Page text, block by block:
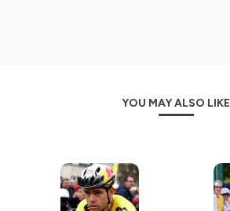
YOU MAY ALSO LIKE